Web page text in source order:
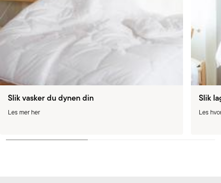
Slik vasker du dynen din
Les mer her
Slik
Les